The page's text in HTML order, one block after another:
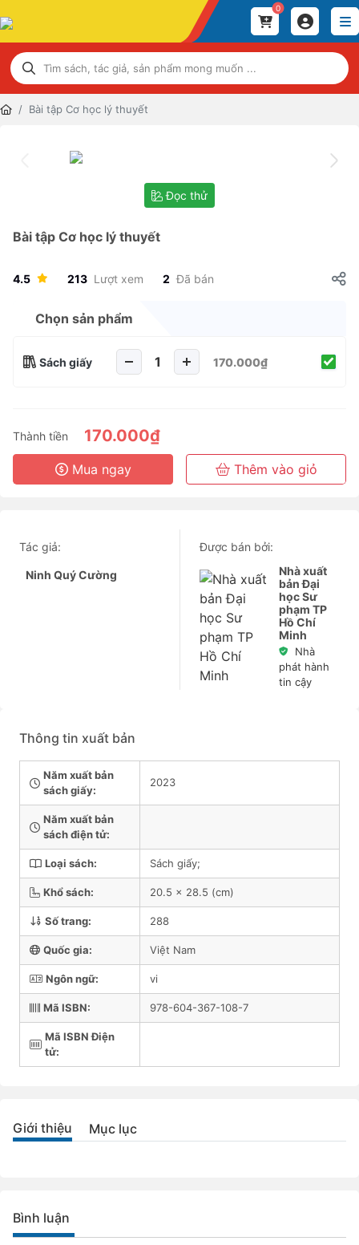
0
Bài tập Cơ học lý thuyết
Đọc thử
Bài tập Cơ học lý thuyết
4.5 213 Lượt xem 2 Đã bán
Chọn sản phẩm
Sách giấy 170.000₫
Thành tiền 170.000₫
Mua ngay Thêm vào giỏ
Tác giả:
Ninh Quý Cường
Được bán bởi:
Nhà xuất
bản Đại
học Sư
phạm TP
Hồ Chí
Minh
Nhà
phát hành
tin cậy
Thông tin xuất bản
Năm xuất bản
sách giấy:
2023
Năm xuất bản
sách điện tử:
Loại sách: Sách giấy;
Khổ sách: 20.5 x 28.5 (cm)
Số trang: 288
Quốc gia: Việt Nam
Ngôn ngữ: vi
Mã ISBN: 978-604-367-108-7
Mã ISBN Điện
tử:
Giới thiệu Mục lục
Bình luận